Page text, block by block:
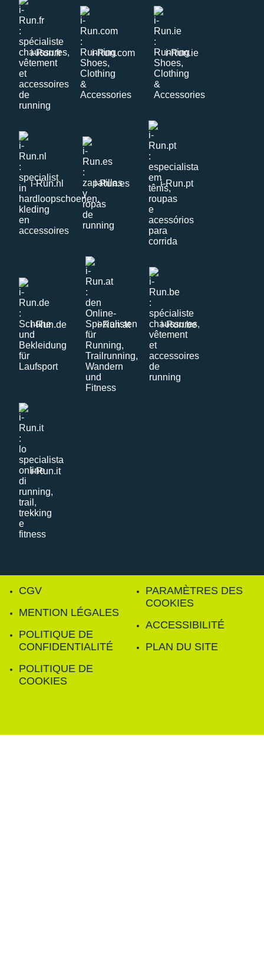
i-Run.fr i-Run.com i-Run.ie
i-Run.nl i-Run.es i-Run.pt
i-Run.de i-Run.at i-Run.be
i-Run.it
CGV
MENTION LÉGALES
POLITIQUE DE
CONFIDENTIALITÉ
POLITIQUE DE
COOKIES
PARAMÈTRES DES
COOKIES
ACCESSIBILITÉ
PLAN DU SITE